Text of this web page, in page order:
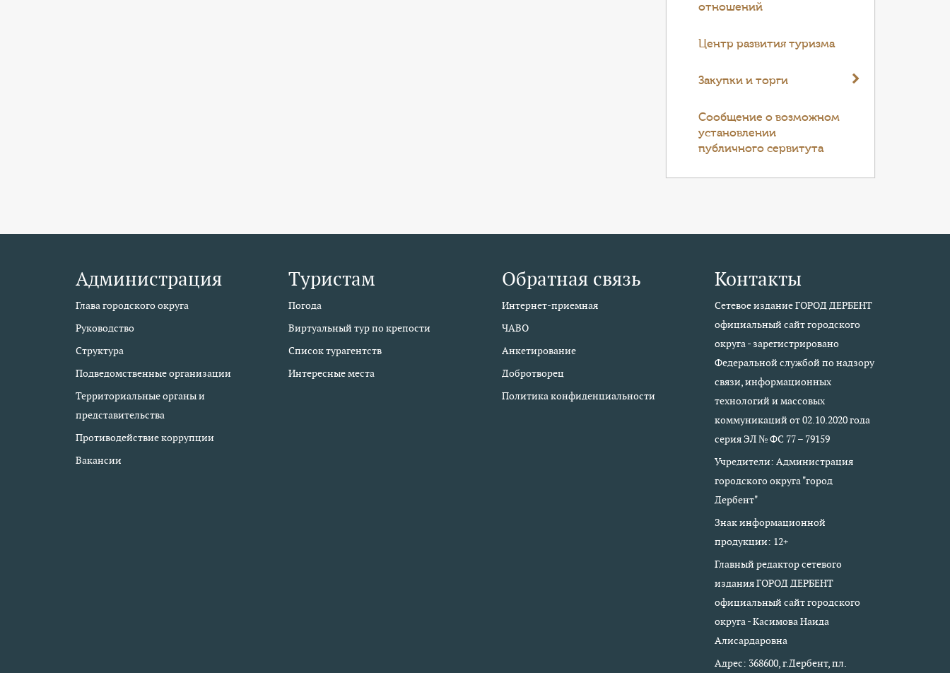
отношений
Центр развития туризма
Закупки и торги
Cообщение о возможном
установлении
публичного сервитута
Администрация
Глава городского округа
Руководство
Структура
Подведомственные организации
Территориальные органы и
представительства
Противодействие коррупции
Вакансии
Туристам
Погода
Виртуальный тур по крепости
Список турагентств
Интересные места
Обратная связь
Интернет-приемная
ЧАВО
Анкетирование
Добротворец
Политика конфиденциальности
Контакты
Сетевое издание ГОРОД ДЕРБЕНТ
официальный сайт городского
округа - зарегистрировано
Федеральной службой по надзору
связи, информационных
технологий и массовых
коммуникаций от 02.10.2020 года
серия ЭЛ № ФС 77 – 79159
Учредители: Администрация
городского округа "город
Дербент"
Знак информационной
продукции: 12+
Главный редактор сетевого
издания ГОРОД ДЕРБЕНТ
официальный сайт городского
округа - Касимова Наида
Алисардаровна
Адрес: 368600, г.Дербент, пл.